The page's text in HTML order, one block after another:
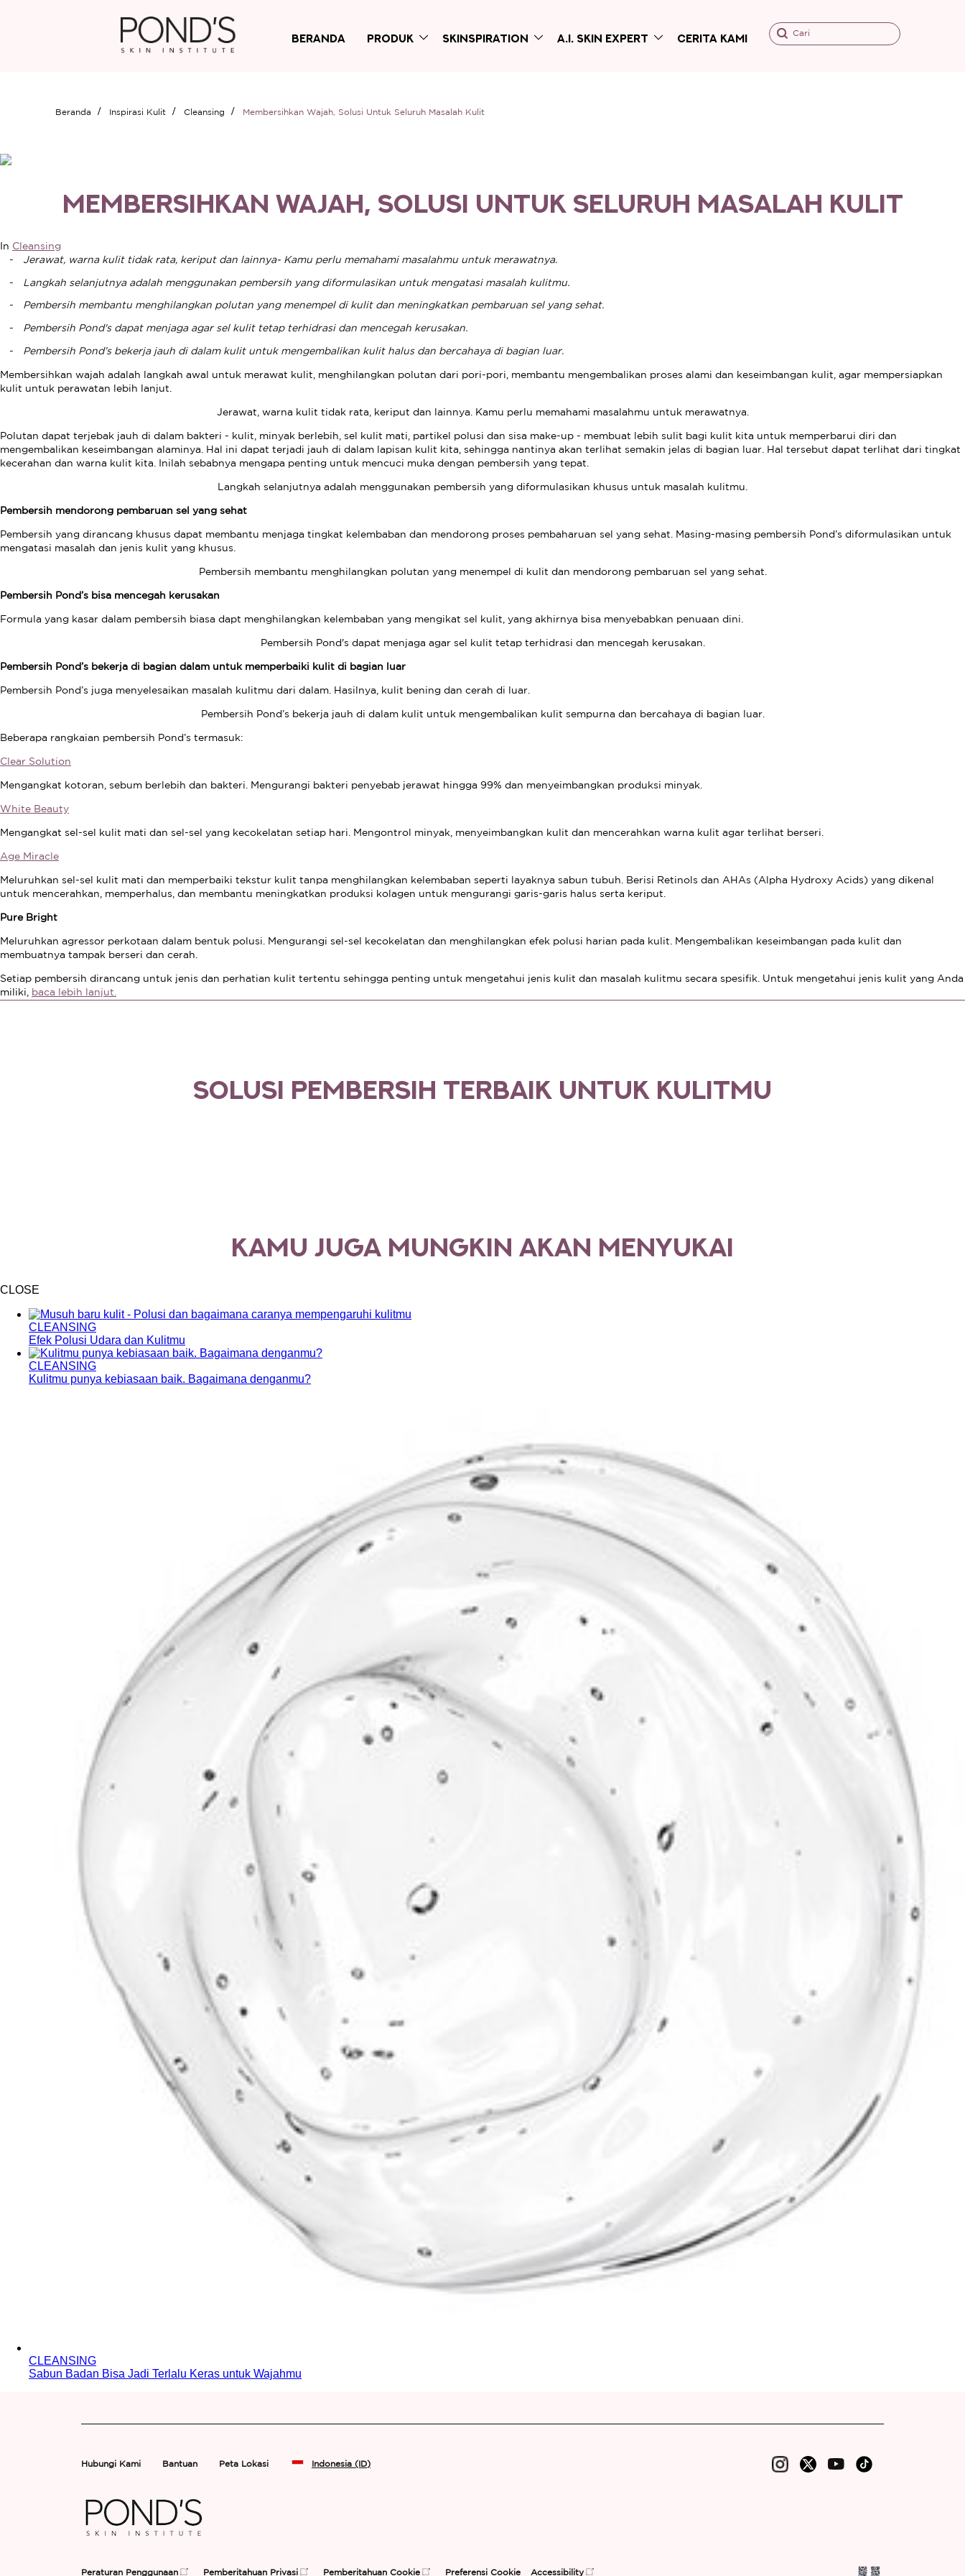
Beranda PRODUK SKINSPIRATION A.I. SKIN EXPERT Cerita Kami Cari
Beranda Inspirasi Kulit Cleansing Membersihkan Wajah, Solusi Untuk Seluruh Masalah Kulit
SOLUSI PEMBERSIH UNTUK SELURUH MASALAH KULIT
MEMBERSIHKAN WAJAH, SOLUSI UNTUK SELURUH MASALAH KULIT
In Cleansing
Jerawat, warna kulit tidak rata, keriput dan lainnya- Kamu perlu memahami masalahmu untuk merawatnya.
Langkah selanjutnya adalah menggunakan pembersih yang diformulasikan untuk mengatasi masalah kulitmu.
Pembersih membantu menghilangkan polutan yang menempel di kulit dan meningkatkan pembaruan sel yang sehat.
Pembersih Pond's dapat menjaga agar sel kulit tetap terhidrasi dan mencegah kerusakan.
Pembersih Pond’s bekerja jauh di dalam kulit untuk mengembalikan kulit halus dan bercahaya di bagian luar.
Membersihkan wajah adalah langkah awal untuk merawat kulit, menghilangkan polutan dari pori-pori, membantu mengembalikan proses alami dan keseimbangan kulit, agar mempersiapkan
kulit untuk perawatan lebih lanjut.
Jerawat, warna kulit tidak rata, keriput dan lainnya. Kamu perlu memahami masalahmu untuk merawatnya.
Polutan dapat terjebak jauh di dalam bakteri - kulit, minyak berlebih, sel kulit mati, partikel polusi dan sisa make-up - membuat lebih sulit bagi kulit kita untuk memperbarui diri dan
mengembalikan keseimbangan alaminya. Hal ini dapat terjadi jauh di dalam lapisan kulit kita, sehingga nantinya akan terlihat semakin jelas di bagian luar. Hal tersebut dapat terlihat dari tingkat
kecerahan dan warna kulit kita. Inilah sebabnya mengapa penting untuk mencuci muka dengan pembersih yang tepat.
Langkah selanjutnya adalah menggunakan pembersih yang diformulasikan khusus untuk masalah kulitmu.
Pembersih mendorong pembaruan sel yang sehat
Pembersih yang dirancang khusus dapat membantu menjaga tingkat kelembaban dan mendorong proses pembaharuan sel yang sehat. Masing-masing pembersih Pond’s diformulasikan untuk
mengatasi masalah dan jenis kulit yang khusus.
Pembersih membantu menghilangkan polutan yang menempel di kulit dan mendorong pembaruan sel yang sehat.
Pembersih Pond’s bisa mencegah kerusakan
Formula yang kasar dalam pembersih biasa dapt menghilangkan kelembaban yang mengikat sel kulit, yang akhirnya bisa menyebabkan penuaan dini.
Pembersih Pond's dapat menjaga agar sel kulit tetap terhidrasi dan mencegah kerusakan.
Pembersih Pond’s bekerja di bagian dalam untuk memperbaiki kulit di bagian luar
Pembersih Pond’s juga menyelesaikan masalah kulitmu dari dalam. Hasilnya, kulit bening dan cerah di luar.
Pembersih Pond’s bekerja jauh di dalam kulit untuk mengembalikan kulit sempurna dan bercahaya di bagian luar.
Beberapa rangkaian pembersih Pond’s termasuk:
Clear Solution
Mengangkat kotoran, sebum berlebih dan bakteri. Mengurangi bakteri penyebab jerawat hingga 99% dan menyeimbangkan produksi minyak.
White Beauty
Mengangkat sel-sel kulit mati dan sel-sel yang kecokelatan setiap hari. Mengontrol minyak, menyeimbangkan kulit dan mencerahkan warna kulit agar terlihat berseri.
Age Miracle
Meluruhkan sel-sel kulit mati dan memperbaiki tekstur kulit tanpa menghilangkan kelembaban seperti layaknya sabun tubuh. Berisi Retinols dan AHAs (Alpha Hydroxy Acids) yang dikenal
untuk mencerahkan, memperhalus, dan membantu meningkatkan produksi kolagen untuk mengurangi garis-garis halus serta keriput.
Pure Bright
Meluruhkan agressor perkotaan dalam bentuk polusi. Mengurangi sel-sel kecokelatan dan menghilangkan efek polusi harian pada kulit. Mengembalikan keseimbangan pada kulit dan
membuatnya tampak berseri dan cerah.
Setiap pembersih dirancang untuk jenis dan perhatian kulit tertentu sehingga penting untuk mengetahui jenis kulit dan masalah kulitmu secara spesifik. Untuk mengetahui jenis kulit yang Anda
miliki,
baca lebih lanjut.
SOLUSI PEMBERSIH TERBAIK UNTUK KULITMU
KAMU JUGA MUNGKIN AKAN MENYUKAI
CLOSE
CLEANSING
Efek Polusi Udara dan Kulitmu
CLEANSING
Kulitmu punya kebiasaan baik. Bagaimana denganmu?
CLEANSING
Sabun Badan Bisa Jadi Terlalu Keras untuk Wajahmu
Hubungi Kami Bantuan Peta Lokasi Indonesia (ID)
Peraturan Penggunaan Pemberitahuan Privasi Pemberitahuan Cookie Preferensi Cookie Accessibility